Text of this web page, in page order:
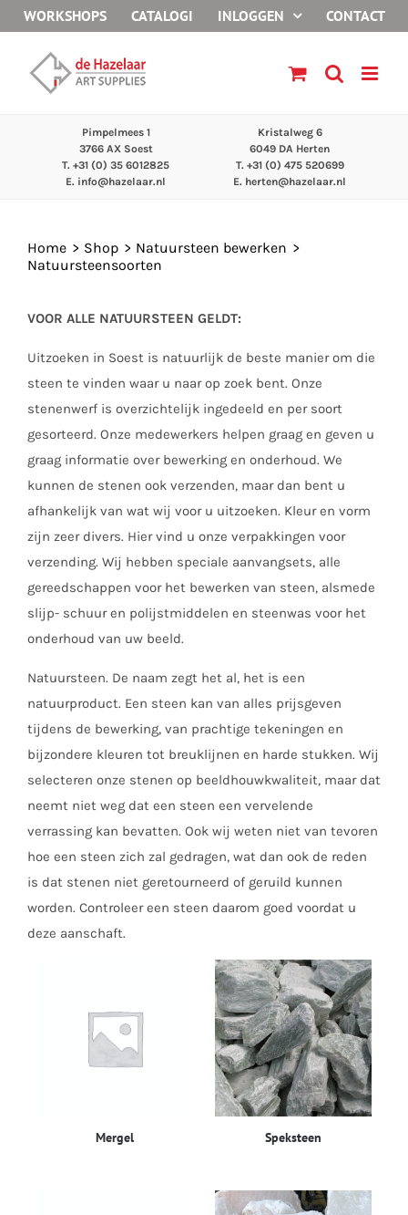
naar
inhoud
WORKSHOPS CATALOGI INLOGGEN CONTACT
Pimpelmees 1
3766 AX Soest
T. +31 (0) 35 6012825
E. info@hazelaar.nl
Kristalweg 6
6049 DA Herten
T. +31 (0) 475 520699
E. herten@hazelaar.nl
Home Shop
Natuursteen bewerken
Natuursteensoorten
VOOR ALLE NATUURSTEEN GELDT:
Uitzoeken in Soest is natuurlijk de beste manier om die
steen te vinden waar u naar op zoek bent. Onze
stenenwerf is overzichtelijk ingedeeld en per soort
gesorteerd. Onze medewerkers helpen graag en geven u
graag informatie over bewerking en onderhoud. We
kunnen de stenen ook verzenden, maar dan bent u
afhankelijk van wat wij voor u uitzoeken. Kleur en vorm
zijn zeer divers. Hier vind u onze verpakkingen voor
verzending. Wij hebben speciale aanvangsets, alle
gereedschappen voor het bewerken van steen, alsmede
slijp- schuur en polijstmiddelen en steenwas voor het
onderhoud van uw beeld.
Natuursteen. De naam zegt het al, het is een
natuurproduct. Een steen kan van alles prijsgeven
tijdens de bewerking, van prachtige tekeningen en
bijzondere kleuren tot breuklijnen en harde stukken. Wij
selecteren onze stenen op beeldhouwkwaliteit, maar dat
neemt niet weg dat een steen een vervelende
verrassing kan bevatten. Ook wij weten niet van tevoren
hoe een steen zich zal gedragen, wat dan ook de reden
is dat stenen niet geretourneerd of geruild kunnen
worden. Controleer een steen daarom goed voordat u
deze aanschaft.
Mergel Speksteen